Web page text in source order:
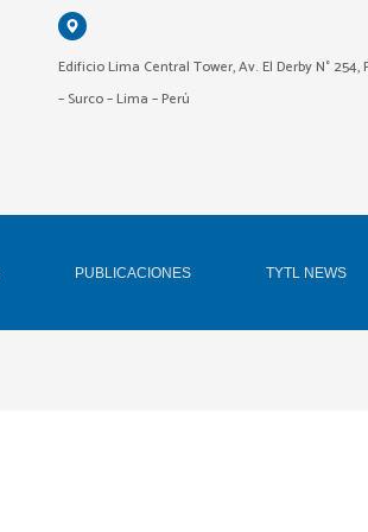
Edificio Lima Central Tower, Av. El Derby N° 254,
– Surco – Lima – Perú
PUBLICACIONES TYTL NEWS